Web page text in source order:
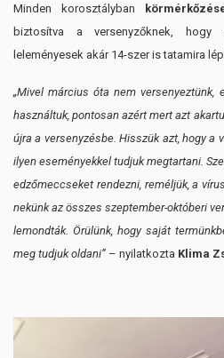
Minden korosztályban
biztosítva a versenyzőknek,
leleményesek akár 14-szer is tatamira
„Mivel március óta nem versenyeztünk,
használtuk, pontosan azért mert azt
újra a versenyzésbe. Hisszük azt, hogy a
ilyen eseményekkel tudjuk megtartani.
edzőmeccseket rendezni, reméljük, a
nekünk az összes szeptember-októberi
lemondták. Örülünk, hogy saját
meg tudjuk oldani” – nyilatkozta Klima